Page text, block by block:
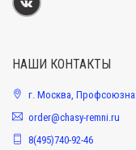
НАШИ КОНТАКТЫ
г. Москва,
order@chasy-remni.ru
8(495)740-92-46